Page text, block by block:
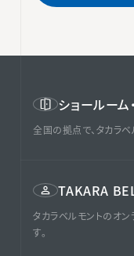
ショールーム
全国の拠点で、タカラ
TAKARA
タカラベルモントのオ
す。